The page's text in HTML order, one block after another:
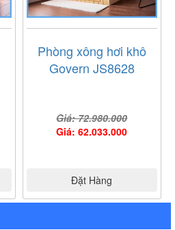
Phòng xông hơi khô
Govern JS8628
Giá: 72.980.000
Giá: 62.033.000
Đặt Hàng